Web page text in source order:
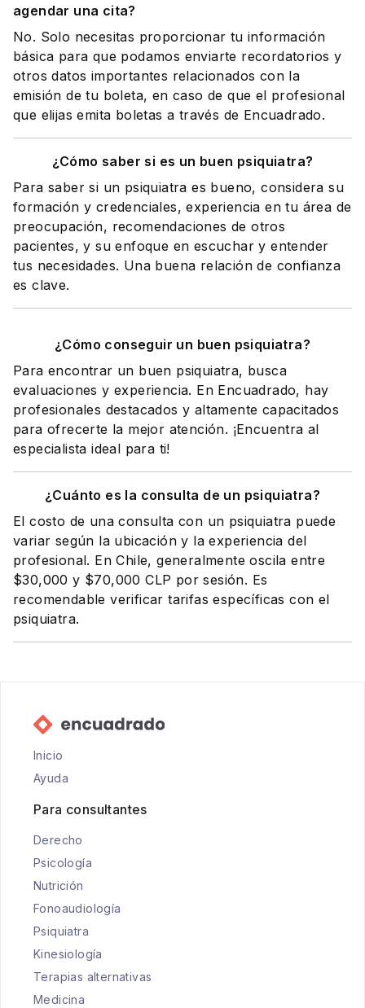
agendar una cita?
No. Solo necesitas proporcionar tu información
básica para que podamos enviarte recordatorios y
otros datos importantes relacionados con la
emisión de tu boleta, en caso de que el profesional
que elijas emita boletas a través de Encuadrado.
¿Cómo saber si es un buen psiquiatra?
Para saber si un psiquiatra es bueno, considera su
formación y credenciales, experiencia en tu área de
preocupación, recomendaciones de otros
pacientes, y su enfoque en escuchar y entender
tus necesidades. Una buena relación de confianza
es clave.
¿Cómo conseguir un buen psiquiatra?
Para encontrar un buen psiquiatra, busca
evaluaciones y experiencia. En Encuadrado, hay
profesionales destacados y altamente capacitados
para ofrecerte la mejor atención. ¡Encuentra al
especialista ideal para ti!
¿Cuánto es la consulta de un psiquiatra?
El costo de una consulta con un psiquiatra puede
variar según la ubicación y la experiencia del
profesional. En Chile, generalmente oscila entre
$30,000 y $70,000 CLP por sesión. Es
recomendable verificar tarifas específicas con el
psiquiatra.
Inicio
Ayuda
Para consultantes
Derecho
Psicología
Nutrición
Fonoaudiología
Psiquiatra
Kinesiología
Terapias alternativas
Medicina